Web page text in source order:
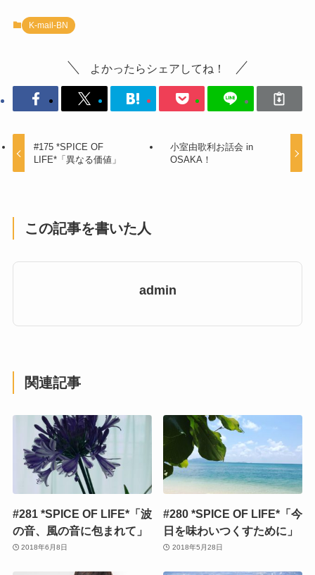
K-mail-BN
よかったらシェアしてね！
#175 *SPICE OF
LIFE*「異なる価値」
小室由歌利お話会 in
OSAKA！
この記事を書いた人
admin
関連記事
#281 *SPICE OF LIFE*「波
の音、風の音に包まれて」
2018年6月8日
#280 *SPICE OF LIFE*「今
日を味わいつくすために」
2018年5月28日